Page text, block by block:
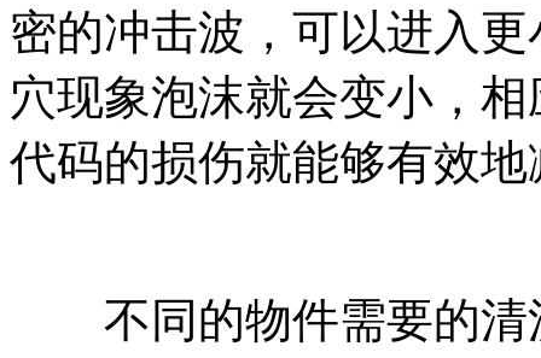
密的冲击波，可以进入
穴现象泡沫就会变小，
代码的损伤就能够有效地
不同的物件需要的清